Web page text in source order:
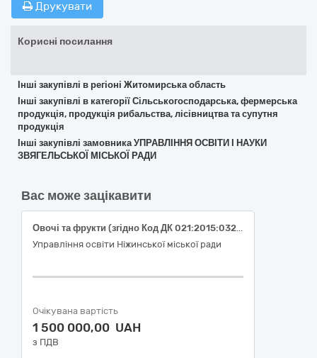
Друкувати
Корисні посилання
Інші закупівлі в регіоні Житомирська область
Інші закупівлі в категорії Сільськогосподарська, фермерська
продукція, продукція рибальства, лісівництва та супутня
продукція
Інші закупівлі замовника УПРАВЛІННЯ ОСВІТИ І НАУКИ
ЗВЯГЕЛЬСЬКОЇ МІСЬКОЇ РАДИ
Вас може зацікавити
Овочі та фрукти (згідно Код ДК 021:2015:03220000-9 - Овочі, фрукти та горіхи)
Управління освіти Ніжинської міської ради
Очікувана вартість
1 500 000,00 UAH
з ПДВ